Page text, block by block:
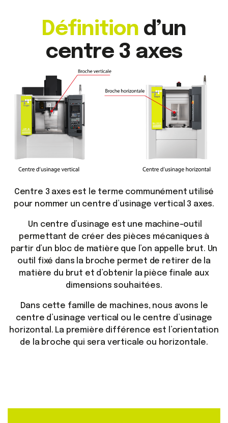
Définition d’un
centre 3 axes
Centre 3 axes est le terme communément utilisé
pour nommer un centre d’usinage vertical 3 axes.
Un centre d’usinage est une machine-outil
permettant de créer des pièces mécaniques à
partir d’un bloc de matière que l’on appelle brut. Un
outil fixé dans la broche permet de retirer de la
matière du brut et d’obtenir la pièce finale aux
dimensions souhaitées.
Dans cette famille de machines, nous avons le
centre d’usinage vertical ou le centre d’usinage
horizontal. La première différence est l’orientation
de la broche qui sera verticale ou horizontale.